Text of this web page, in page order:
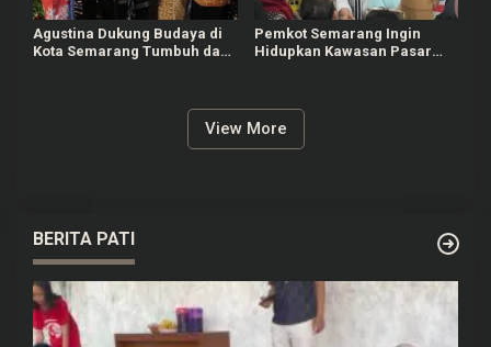
Agustina Dukung Budaya di
Kota Semarang Tumbuh dan
Pemkot Semarang Ingin
Hidupkan Kawasan Pasar
View More
BERITA PATI